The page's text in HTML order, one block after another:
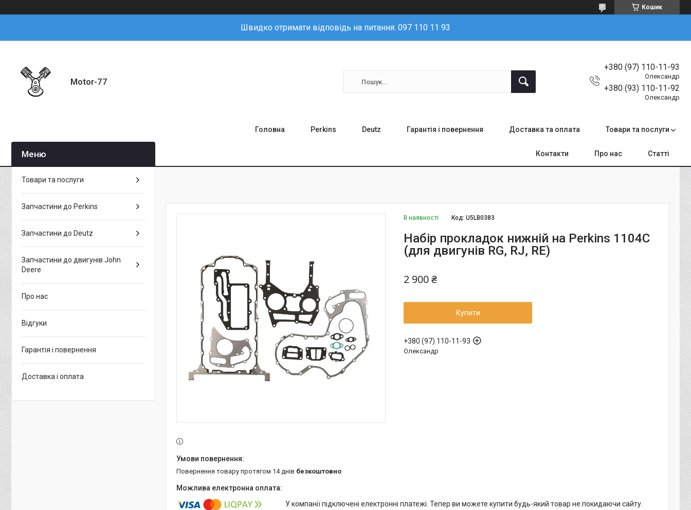
Кошик
Швидко отримати відповідь на питання: 097 110 11 93
Motor-77
+380 (97) 110-11-93
Олександр
+380 (93) 110-11-92
Олександр
Головна Perkins Deutz Гарантія і повернення Доставка та оплата Товари та послуги
Контакти Про нас Статті
В наявності Код:U5LB0383
Набір прокладок нижній на Perkins 1104С
(для двигунів RG, RJ, RE)
2 900 ₴
Купити
+380 (97) 110-11-93
Олександр
повернення товару протягом 14 днів безкоштовно
У компанії підключені електронні платежі. Тепер ви можете купити будь-який товар не покидаючи сайту.
Товари та послуги
Запчастини до Perkins
Запчастини до Deutz
Запчастини до двигунів John
Deere
Про нас
Відгуки
Гарантія і повернення
Доставка і оплата